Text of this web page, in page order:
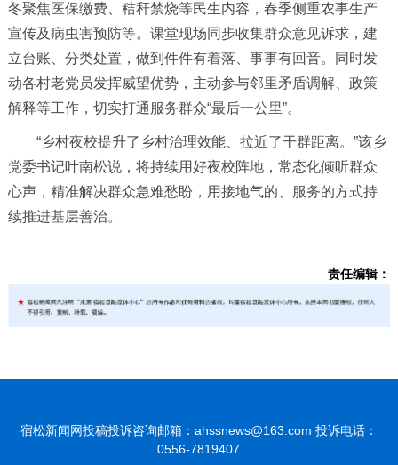
冬聚焦医保缴费、秸秆禁烧等民生内容，春季侧重农事生产
宣传及病虫害预防等。课堂现场同步收集群众意见诉求，建
立台账、分类处置，做到件件有着落、事事有回音。同时发
动各村老党员发挥威望优势，主动参与邻里矛盾调解、政策
解释等工作，切实打通服务群众“最后一公里”。
“乡村夜校提升了乡村治理效能、拉近了干群距离。”该乡
党委书记叶南松说，将持续用好夜校阵地，常态化倾听群众
心声，精准解决群众急难愁盼，用接地气的、服务的方式持
续推进基层善治。
责任编辑：
宿松新闻网投稿投诉咨询邮箱：ahssnews@163.com 投诉电话：
0556-7819407